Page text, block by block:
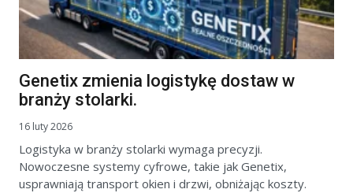
Genetix zmienia logistykę dostaw w
branży stolarki.
16 luty 2026
Logistyka w branży stolarki wymaga precyzji.
Nowoczesne systemy cyfrowe, takie jak Genetix,
usprawniają transport okien i drzwi, obniżając koszty.